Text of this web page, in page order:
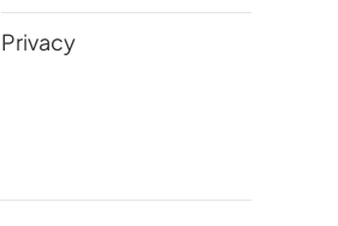
Privacy